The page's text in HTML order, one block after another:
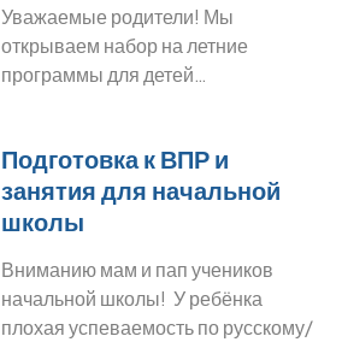
Уважаемые родители! Мы
открываем набор на летние
программы для детей…
Подготовка к ВПР и
занятия для начальной
школы
Вниманию мам и пап учеников
начальной школы! У ребёнка
плохая успеваемость по русскому/